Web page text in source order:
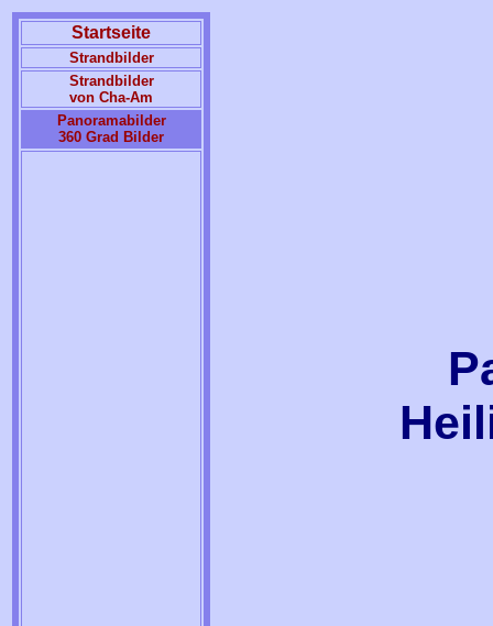
Startseite
Strandbilder
Strandbilder
von Cha-Am
Panoramabilder
360 Grad Bilder